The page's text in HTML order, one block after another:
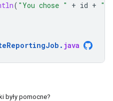
( "You chose " + id + "
. java
były pomocne?